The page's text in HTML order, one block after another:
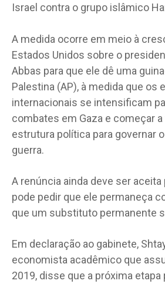
Israel contra o grupo islâmico
A medida ocorre em meio à
Estados Unidos sobre o
Abbas para que ele dê uma
Palestina (AP), à medida que os
internacionais se intensificam
combates em Gaza e começar
estrutura política para governar
guerra.
A renúncia ainda deve ser aceita
pode pedir que ele permaneça
que um substituto permanente
Em declaração ao gabinete,
economista acadêmico que
2019, disse que a próxima